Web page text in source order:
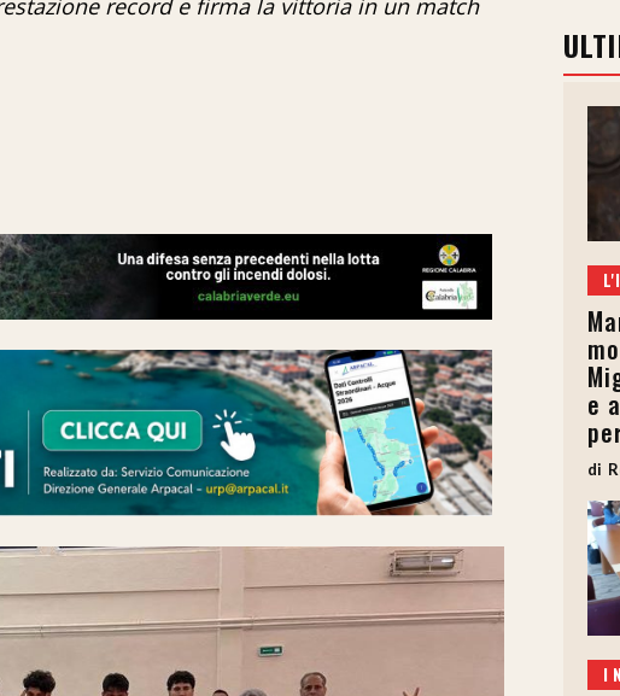
record e firma la vittoria in un match
e
I